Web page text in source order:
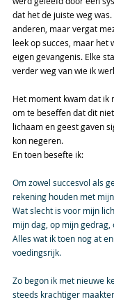
dat het de juiste weg
anderen, maar vergat
leek op succes, maar het
eigen gevangenis. Elke
verder weg van wie ik
Het moment kwam dat ik
om te beseffen dat dit
lichaam en geest gaven
kon negeren.
En toen besefte ik:
Om zowel succesvol als
rekening houden met
Wat slecht is voor mijn
mijn dag, op mijn
Alles wat ik toen nog at
voedingsrijk.
Zo begon ik met nieuwe
steeds krachtiger